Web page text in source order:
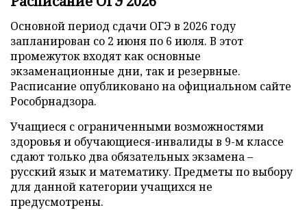
Основной период сдачи ОГЭ в 2026 году
запланирован со 2 июня по 6 июля. В этот
промежуток входят как основные
экзаменационные дни, так и резервные.
Расписание опубликовано на официальном сайте
Рособрнадзора.
Учащиеся с ограниченными возможностями
здоровья и обучающиеся-инвалиды в 9-м классе
сдают только два обязательных экзамена –
русский язык и математику. Предметы по выбору
для данной категории учащихся не
предусмотрены.